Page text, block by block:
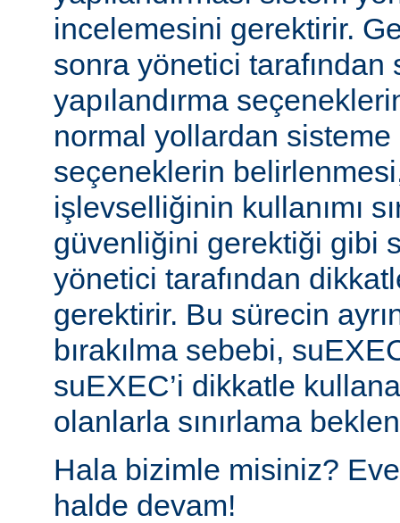
incelemesini gerektirir.
sonra yönetici tarafından
yapılandırma
normal yollardan sisteme
seçeneklerin
işlevselliğinin kullanımı
güvenliğini gerektiği gibi
yönetici tarafından
gerektirir. Bu sürecin
bırakılma sebebi,
suEXEC’i dikkatle
olanlarla sınırlama
Hala bizimle misiniz?
halde devam!